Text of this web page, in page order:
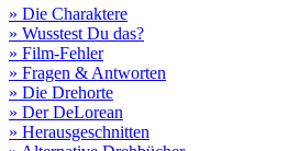
» Die Charaktere
» Wusstest Du das?
» Film-Fehler
» Fragen & Antworten
» Die Drehorte
» Der DeLorean
» Herausgeschnitten